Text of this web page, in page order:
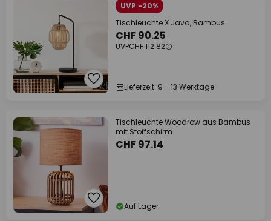
UVP -20%
Tischleuchte X Java, Bambus
CHF 90.25
UVPCHF 112.82
Lieferzeit: 9 - 13 Werktage
Tischleuchte Woodrow aus Bambus
mit Stoffschirm
CHF 97.14
Auf Lager